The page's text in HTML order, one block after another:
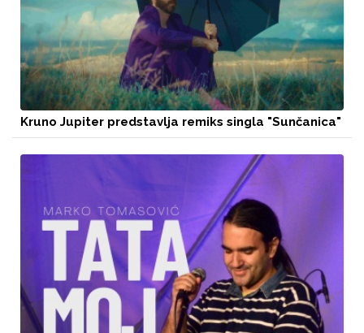
Kruno Jupiter predstavlja remiks singla "Sunčanica"